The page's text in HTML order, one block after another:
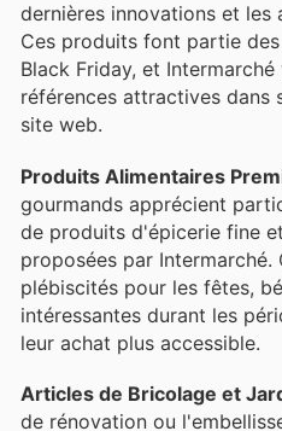
dernières innovations et les
Ces produits font partie
Black Friday, et
références attractives dans
site web.
Produits Alimentaires
gourmands apprécient
de produits d'épicerie fine
proposées par Intermarché.
plébiscités pour les fêtes,
intéressantes durant les
leur achat plus accessible.
Articles de Bricolage et
de rénovation ou